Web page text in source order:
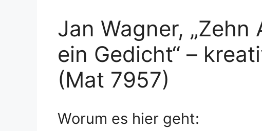
Jan Wagner, „Zehn
ein Gedicht“ –
(Mat 7957)
Worum es hier geht: